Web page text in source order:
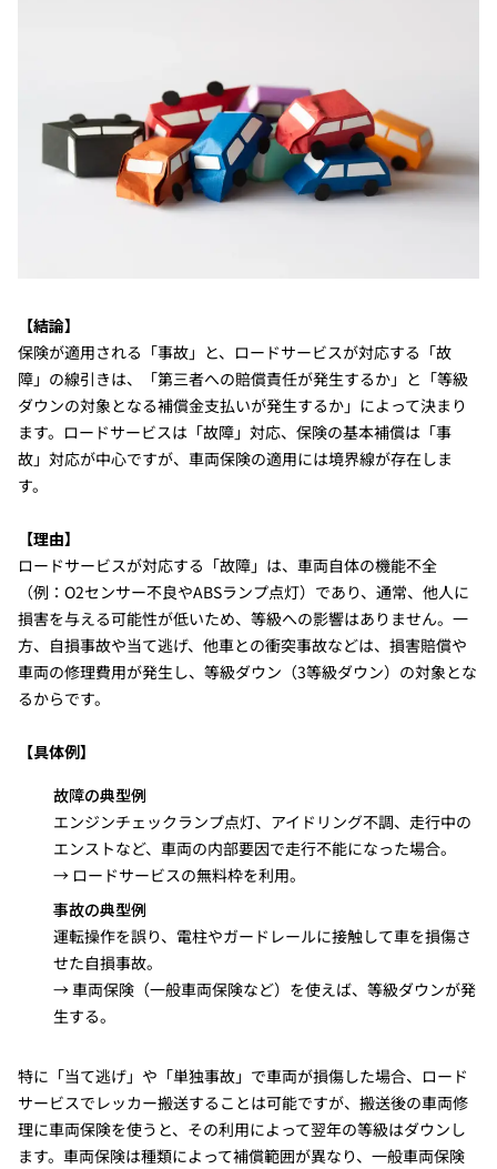
【結論】
保険が適用される「事故」と、ロードサービスが対応する「故
障」の線引きは、「第三者への賠償責任が発生するか」と「等級
ダウンの対象となる補償金支払いが発生するか」によって決まり
ます。ロードサービスは「故障」対応、保険の基本補償は「事
故」対応が中心ですが、車両保険の適用には境界線が存在しま
す。
【理由】
ロードサービスが対応する「故障」は、車両自体の機能不全
（例：O2センサー不良やABSランプ点灯）であり、通常、他人に
損害を与える可能性が低いため、等級への影響はありません。一
方、自損事故や当て逃げ、他車との衝突事故などは、損害賠償や
車両の修理費用が発生し、等級ダウン（3等級ダウン）の対象とな
るからです。
【具体例】
故障の典型例
エンジンチェックランプ点灯、アイドリング不調、走行中の
エンストなど、車両の内部要因で走行不能になった場合。
→ ロードサービスの無料枠を利用。
事故の典型例
運転操作を誤り、電柱やガードレールに接触して車を損傷さ
せた自損事故。
→ 車両保険（一般車両保険など）を使えば、等級ダウンが発
生する。
特に「当て逃げ」や「単独事故」で車両が損傷した場合、ロード
サービスでレッカー搬送することは可能ですが、搬送後の車両修
理に車両保険を使うと、その利用によって翌年の等級はダウンし
ます。車両保険は種類によって補償範囲が異なり、一般車両保険